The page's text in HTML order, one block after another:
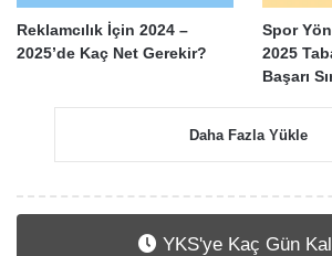
Reklamcılık İçin 2024 –
2025’de Kaç Net Gerekir?
Spor
2025
Başarı
Daha Fazla Yükle
YKS'ye Kaç Gün